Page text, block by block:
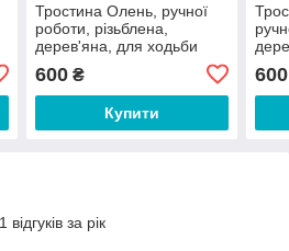
Тростина Олень, ручної
роботи, різьблена,
дерев'яна, для ходьби
600₴
Купити
600
за рік